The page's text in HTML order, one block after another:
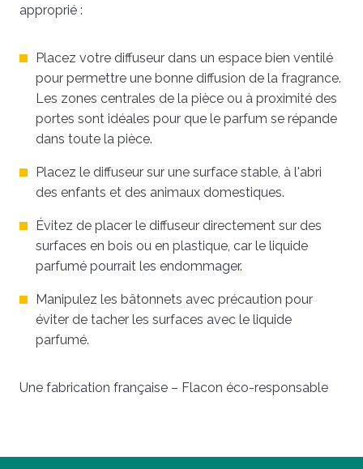
approprié :
Placez votre diffuseur dans un espace bien ventilé
pour permettre une bonne diffusion de la fragrance.
Les zones centrales de la pièce ou à proximité des
portes sont idéales pour que le parfum se répande
dans toute la pièce.
Placez le diffuseur sur une surface stable, à l'abri
des enfants et des animaux domestiques.
Évitez de placer le diffuseur directement sur des
surfaces en bois ou en plastique, car le liquide
parfumé pourrait les endommager.
Manipulez les bâtonnets avec précaution pour
éviter de tacher les surfaces avec le liquide
parfumé.
Une fabrication française – Flacon éco-responsable